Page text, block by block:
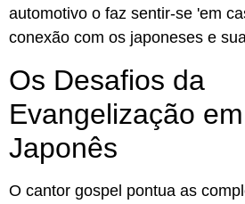
automotivo o faz sentir-se 'em
conexão com os japoneses e
Os Desafios da
Evangelização
Japonês
O cantor gospel pontua as